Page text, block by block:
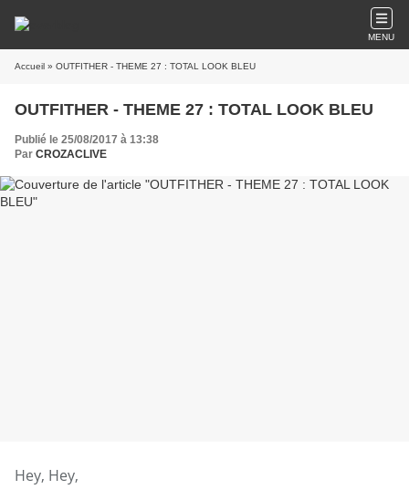
MENU
Accueil » OUTFITHER - THEME 27 : TOTAL LOOK BLEU
OUTFITHER - THEME 27 : TOTAL LOOK BLEU
Publié le 25/08/2017 à 13:38
Par CROZACLIVE
Hey, Hey,